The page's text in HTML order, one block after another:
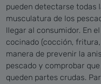
pueden detectarse todas
musculatura de los
llegar al consumidor. En
cocinado (cocción,
manera de prevenir la
pescado y comprobar
queden partes crudas.